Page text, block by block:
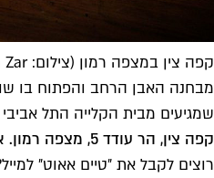
קפה צין במצפה רמון (צילום: Lilia Zar)
מבחנה האבן הרחב והפתוח בו
שמגיעים מבית הקלייה התל אביבי קפה 51. ברור שהמפלט המדברי הזה לא הוא לא תחליף לצפיפות הקולינרית של תל אביב, אבל נחמד לדעת שגם כשנחזור
קפה צין, הר עודד 5, מצפה רמון. א׳-ה׳ 8:00-15:30, ב'-ה' 17:30-21:00, ו' 8:00-14:00
רוצים לקבל את ״טיים אאוט״